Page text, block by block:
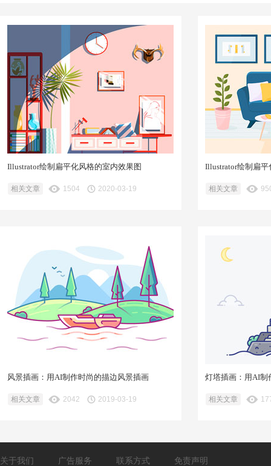
Illustrator绘制扁平化风格的室内效果图
相关文章 1504 2020-03-19
Illustrator绘制扁
相关文章
风景插画：用AI制作时尚的描边风景插画
相关文章 2042 2019-03-19
灯塔插画：用AI制
相关文章
关于我们 广告服务 联系方式 免责声明